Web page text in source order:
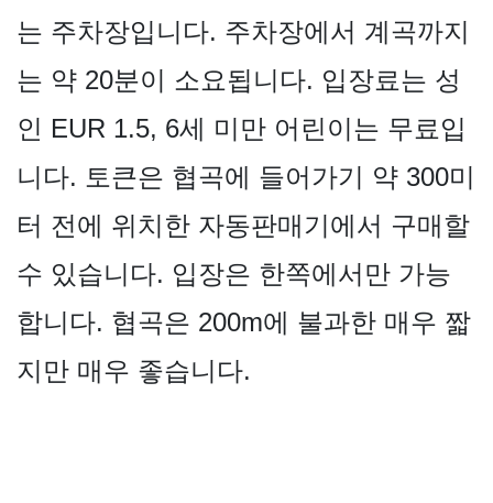
는 주차장입니다. 주차장에서 계곡까지
는 약 20분이 소요됩니다. 입장료는 성
인 EUR 1.5, 6세 미만 어린이는 무료입
니다. 토큰은 협곡에 들어가기 약 300미
터 전에 위치한 자동판매기에서 구매할
수 있습니다. 입장은 한쪽에서만 가능
합니다. 협곡은 200m에 불과한 매우 짧
지만 매우 좋습니다.